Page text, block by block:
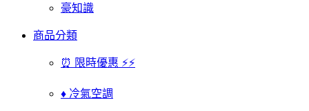
豪知識
商品分類
⏰ 限時優惠 ⚡⚡
♦ 冷氣空調